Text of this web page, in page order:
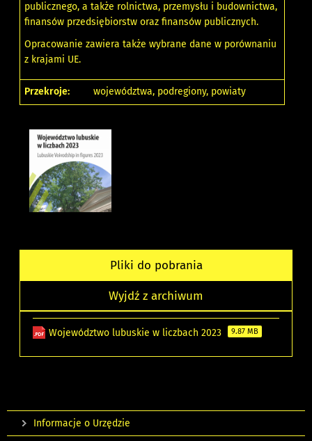
publicznego, a także rolnictwa, przemysłu i budownictwa,
finansów przedsiębiorstw oraz finansów publicznych.
Opracowanie zawiera także wybrane dane w porównaniu
z krajami UE.
Przekroje: województwa, podregiony, powiaty
Pliki do pobrania
Wyjdź z archiwum
Województwo lubuskie w liczbach 2023 9.87 MB
Informacje o Urzędzie